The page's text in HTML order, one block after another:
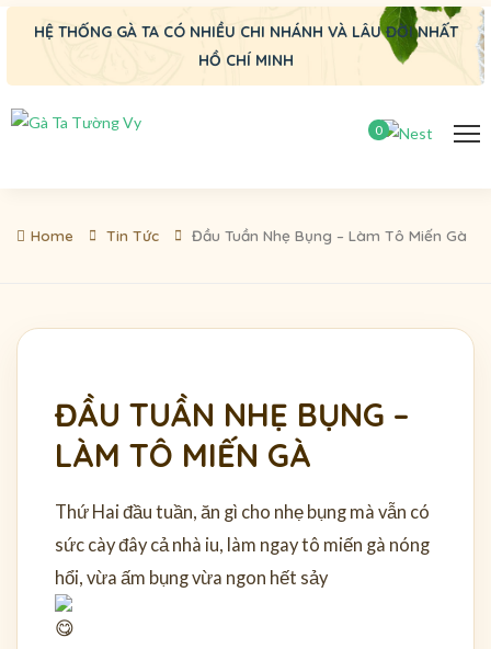
HỆ THỐNG GÀ TA CÓ NHIỀU CHI NHÁNH VÀ LÂU ĐỜI NHẤT
HỒ CHÍ MINH
0
Home Tin Tức Đầu Tuần Nhẹ Bụng – Làm Tô Miến Gà
ĐẦU TUẦN NHẸ BỤNG –
LÀM TÔ MIẾN GÀ
Thứ Hai đầu tuần, ăn gì cho nhẹ bụng mà vẫn có
sức cày đây cả nhà iu, làm ngay tô miến gà nóng
hổi, vừa ấm bụng vừa ngon hết sảy